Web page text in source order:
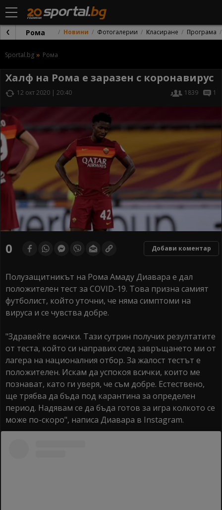
Рома Новини Фотогалерии Класиране Програма
Sportal.bg Рома
Халф на Рома е заразен с коронавирус
12 окт 2020 | 20:40 1839 1
0 Добави коментар
Полузащитникът на Рома Амаду Диавара е дал
положителен тест за COVID-19. Това призна самият
футболист, който уточни, че няма симптоми на
вируса и се чувства добре.
"Здравейте всички. Тази сутрин получих резултатите
от теста, който си направих след завръщането ми от
лагера на националния отбор. За жалост тестът е
положителен. Искам да успокоя всички, които ме
познават, като ги уверя, че съм добре. Естествено,
ще трябва да бъда под карантина за определен
период. Надявам се да бъда готов за игра колкото се
може по-скоро", написа Диавара в Instagram.